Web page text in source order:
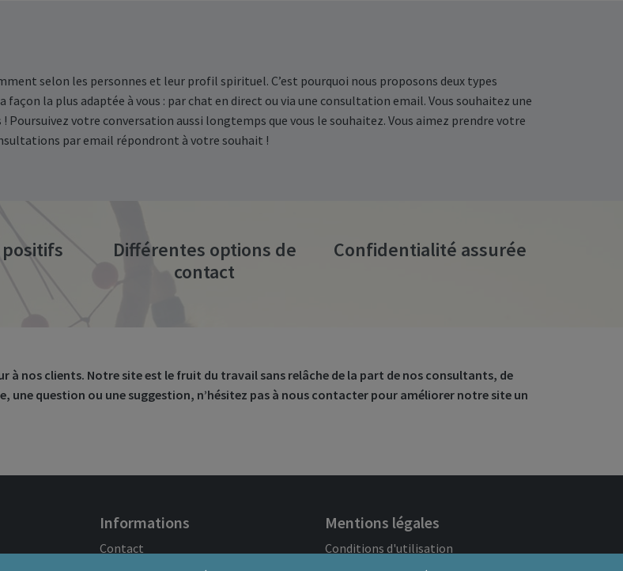
selon les personnes et leur profil spirituel. C’est pourquoi nous proposons deux types
la plus adaptée à vous : par chat en direct ou via une consultation email. Vous souhaitez une
votre conversation aussi longtemps que vous le souhaitez. Vous aimez prendre votre
par email répondront à votre souhait !
positifs
Différentes options de
contact
Confidentialité assurée
à nos clients. Notre site est le fruit du travail sans relâche de la part de nos consultants, de
une question ou une suggestion, n’hésitez pas à nous contacter pour améliorer notre site un
Informations
Contact
Mentions légales
Conditions d'utilisation
Politique de confidentialité